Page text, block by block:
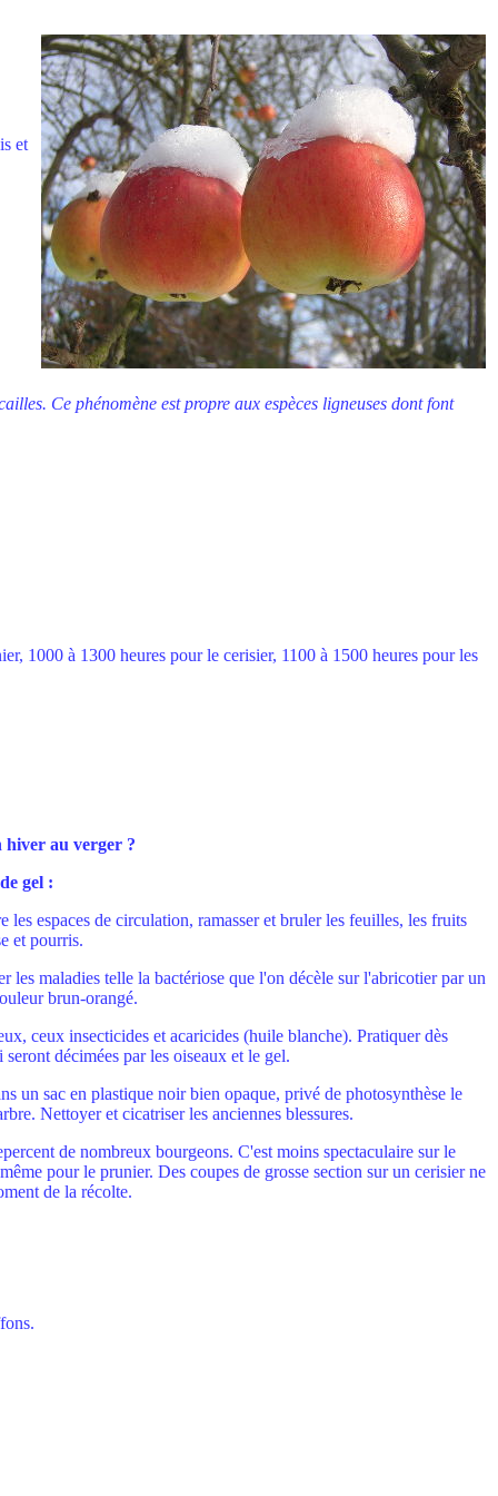
et
Ce phénomène est propre aux espèces ligneuses dont font
1000 à 1300 heures pour le cerisier, 1100 à 1500 heures pour les
au verger ?
gel :
espaces de circulation, ramasser et bruler les feuilles, les fruits
et pourris.
maladies telle la bactériose que l'on décèle sur l'abricotier par un
brun-orangé.
ceux insecticides et acaricides (huile blanche). Pratiquer dès
décimées par les oiseaux et le gel.
un sac en plastique noir bien opaque, privé de photosynthèse le
Nettoyer et cicatriser les anciennes blessures.
de nombreux bourgeons. C'est moins spectaculaire sur le
pour le prunier. Des coupes de grosse section sur un cerisier ne
de la récolte.